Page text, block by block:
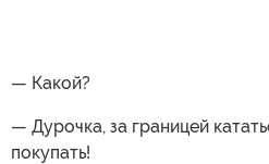
— Какой?
— Дурочка, за границей
покупать!